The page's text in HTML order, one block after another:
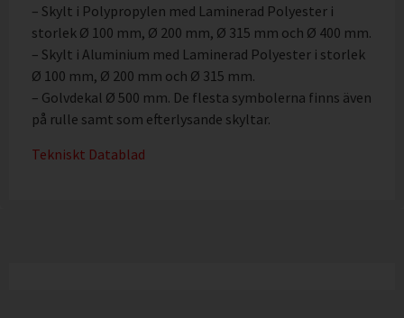
– Skylt i Polypropylen med Laminerad Polyester i
storlek Ø 100 mm, Ø 200 mm, Ø 315 mm och Ø 400 mm.
– Skylt i Aluminium med Laminerad Polyester i storlek
Ø 100 mm, Ø 200 mm och Ø 315 mm.
– Golvdekal Ø 500 mm. De flesta symbolerna finns även
på rulle samt som efterlysande skyltar.
Tekniskt Datablad